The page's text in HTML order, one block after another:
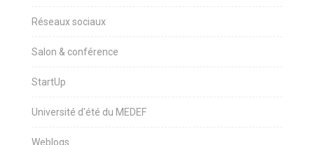
Réseaux sociaux
Salon & conférence
StartUp
Université d'été du MEDEF
Weblogs